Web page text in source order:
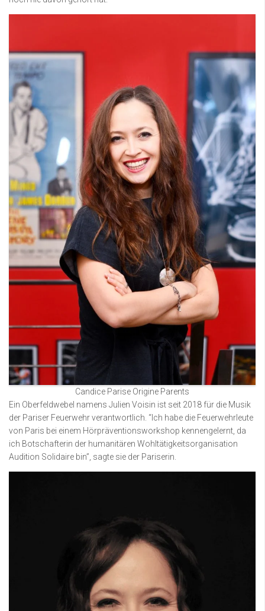
Candice Parise Origine Parents
Ein Oberfeldwebel namens Julien Voisin ist seit 2018 für die Musik
der Pariser Feuerwehr verantwortlich. “Ich habe die Feuerwehrleute
von Paris bei einem Hörpräventionsworkshop kennengelernt, da
ich Botschafterin der humanitären Wohltätigkeitsorganisation
Audition Solidaire bin”, sagte sie der Pariserin.